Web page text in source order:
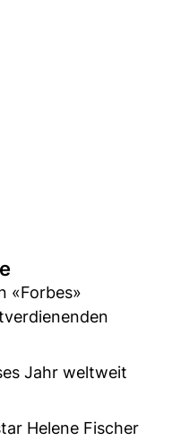
«Forbes»
Jahr weltweit
Helene Fischer